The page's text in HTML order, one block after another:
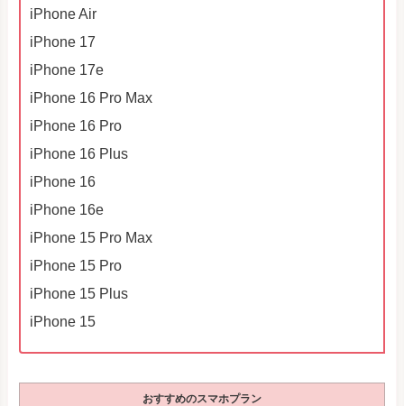
iPhone Air
iPhone 17
iPhone 17e
iPhone 16 Pro Max
iPhone 16 Pro
iPhone 16 Plus
iPhone 16
iPhone 16e
iPhone 15 Pro Max
iPhone 15 Pro
iPhone 15 Plus
iPhone 15
おすすめのスマホプラン